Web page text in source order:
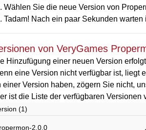
Wählen Sie die neue Version von
Tadam! Nach ein paar Sekunden
von VeryGames
Hinzufügung einer neuen Version
eine Version nicht verfügbar ist, liegt
einer Version haben, zögern Sie nicht,
ist die Liste der verfügbaren Versionen
(1)
2.0.0